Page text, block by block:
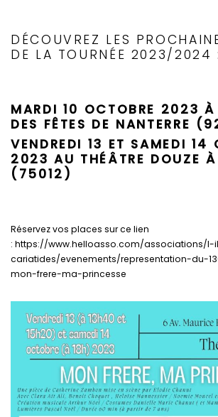
DÉCOUVREZ LES
DE LA TOURNÉE 2023/2024 :
MARDI 10 OCTOBRE 2023 À
DES FÊTES DE NANTERRE
VENDREDI 13 ET SAMEDI 14
2023 AU THÉÂTRE DOUZE À
(75012)
Réservez vos places sur ce lien
: https://www.helloasso.com/associations/
cariatides/evenements/representation-du-
mon-frere-ma-princesse